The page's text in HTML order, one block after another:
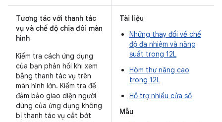
Tương tác với thanh tác
vụ và chế độ chia đôi màn
hình
Kiểm tra cách ứng dụng
của bạn phản hồi khi xem
bằng thanh tác vụ trên
màn hình lớn. Kiểm tra để
đảm bảo giao diện người
dùng của ứng dụng không
bị thanh tác vụ cắt bớt
Tài liệu
Những thay đổi về chế
độ đa nhiệm và năng
suất trong 12L
Hòm thư nâng cao
trong 12L
Hỗ trợ nhiều cửa sổ
Mẫu